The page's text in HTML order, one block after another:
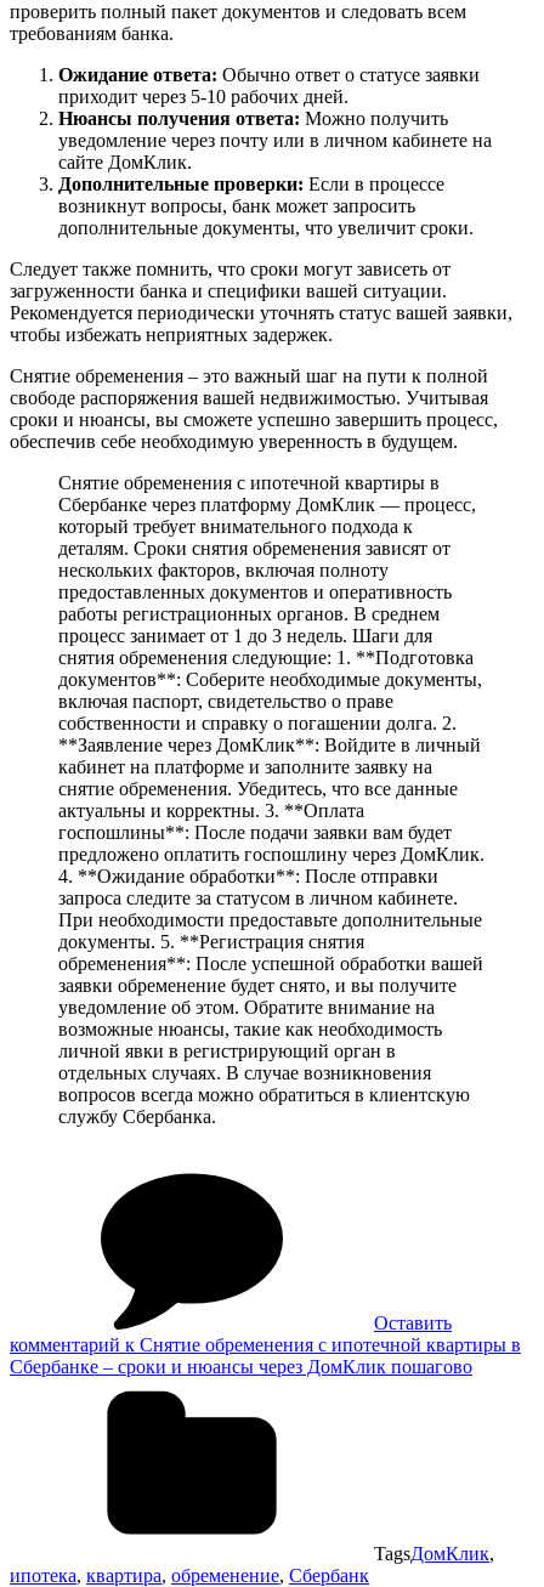
проверить полный пакет документов и следовать всем
требованиям банка.
Ожидание ответа: Обычно ответ о статусе заявки
приходит через 5-10 рабочих дней.
Нюансы получения ответа: Можно получить
уведомление через почту или в личном кабинете на
сайте ДомКлик.
Дополнительные проверки: Если в процессе
возникнут вопросы, банк может запросить
дополнительные документы, что увеличит сроки.
Следует также помнить, что сроки могут зависеть от
загруженности банка и специфики вашей ситуации.
Рекомендуется периодически уточнять статус вашей заявки,
чтобы избежать неприятных задержек.
Снятие обременения – это важный шаг на пути к полной
свободе распоряжения вашей недвижимостью. Учитывая
сроки и нюансы, вы сможете успешно завершить процесс,
обеспечив себе необходимую уверенность в будущем.
Снятие обременения с ипотечной квартиры в
Сбербанке через платформу ДомКлик — процесс,
который требует внимательного подхода к
деталям. Сроки снятия обременения зависят от
нескольких факторов, включая полноту
предоставленных документов и оперативность
работы регистрационных органов. В среднем
процесс занимает от 1 до 3 недель. Шаги для
снятия обременения следующие: 1. **Подготовка
документов**: Соберите необходимые документы,
включая паспорт, свидетельство о праве
собственности и справку о погашении долга. 2.
**Заявление через ДомКлик**: Войдите в личный
кабинет на платформе и заполните заявку на
снятие обременения. Убедитесь, что все данные
актуальны и корректны. 3. **Оплата
госпошлины**: После подачи заявки вам будет
предложено оплатить госпошлину через ДомКлик.
4. **Ожидание обработки**: После отправки
запроса следите за статусом в личном кабинете.
При необходимости предоставьте дополнительные
документы. 5. **Регистрация снятия
обременения**: После успешной обработки вашей
заявки обременение будет снято, и вы получите
уведомление об этом. Обратите внимание на
возможные нюансы, такие как необходимость
личной явки в регистрирующий орган в
отдельных случаях. В случае возникновения
вопросов всегда можно обратиться в клиентскую
службу Сбербанка.
Оставить
комментарий к Снятие обременения с ипотечной квартиры в
Сбербанке – сроки и нюансы через ДомКлик пошагово
TagsДомКлик,
ипотека, квартира, обременение, Сбербанк